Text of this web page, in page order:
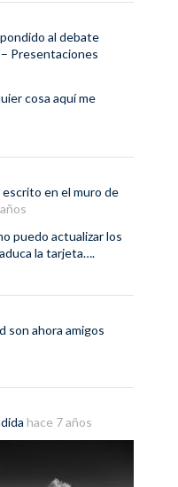
al debate
Presentaciones
cosa aquí me
escrito en el muro de
puedo actualizar los
la tarjeta….
son ahora amigos
hace 7 años